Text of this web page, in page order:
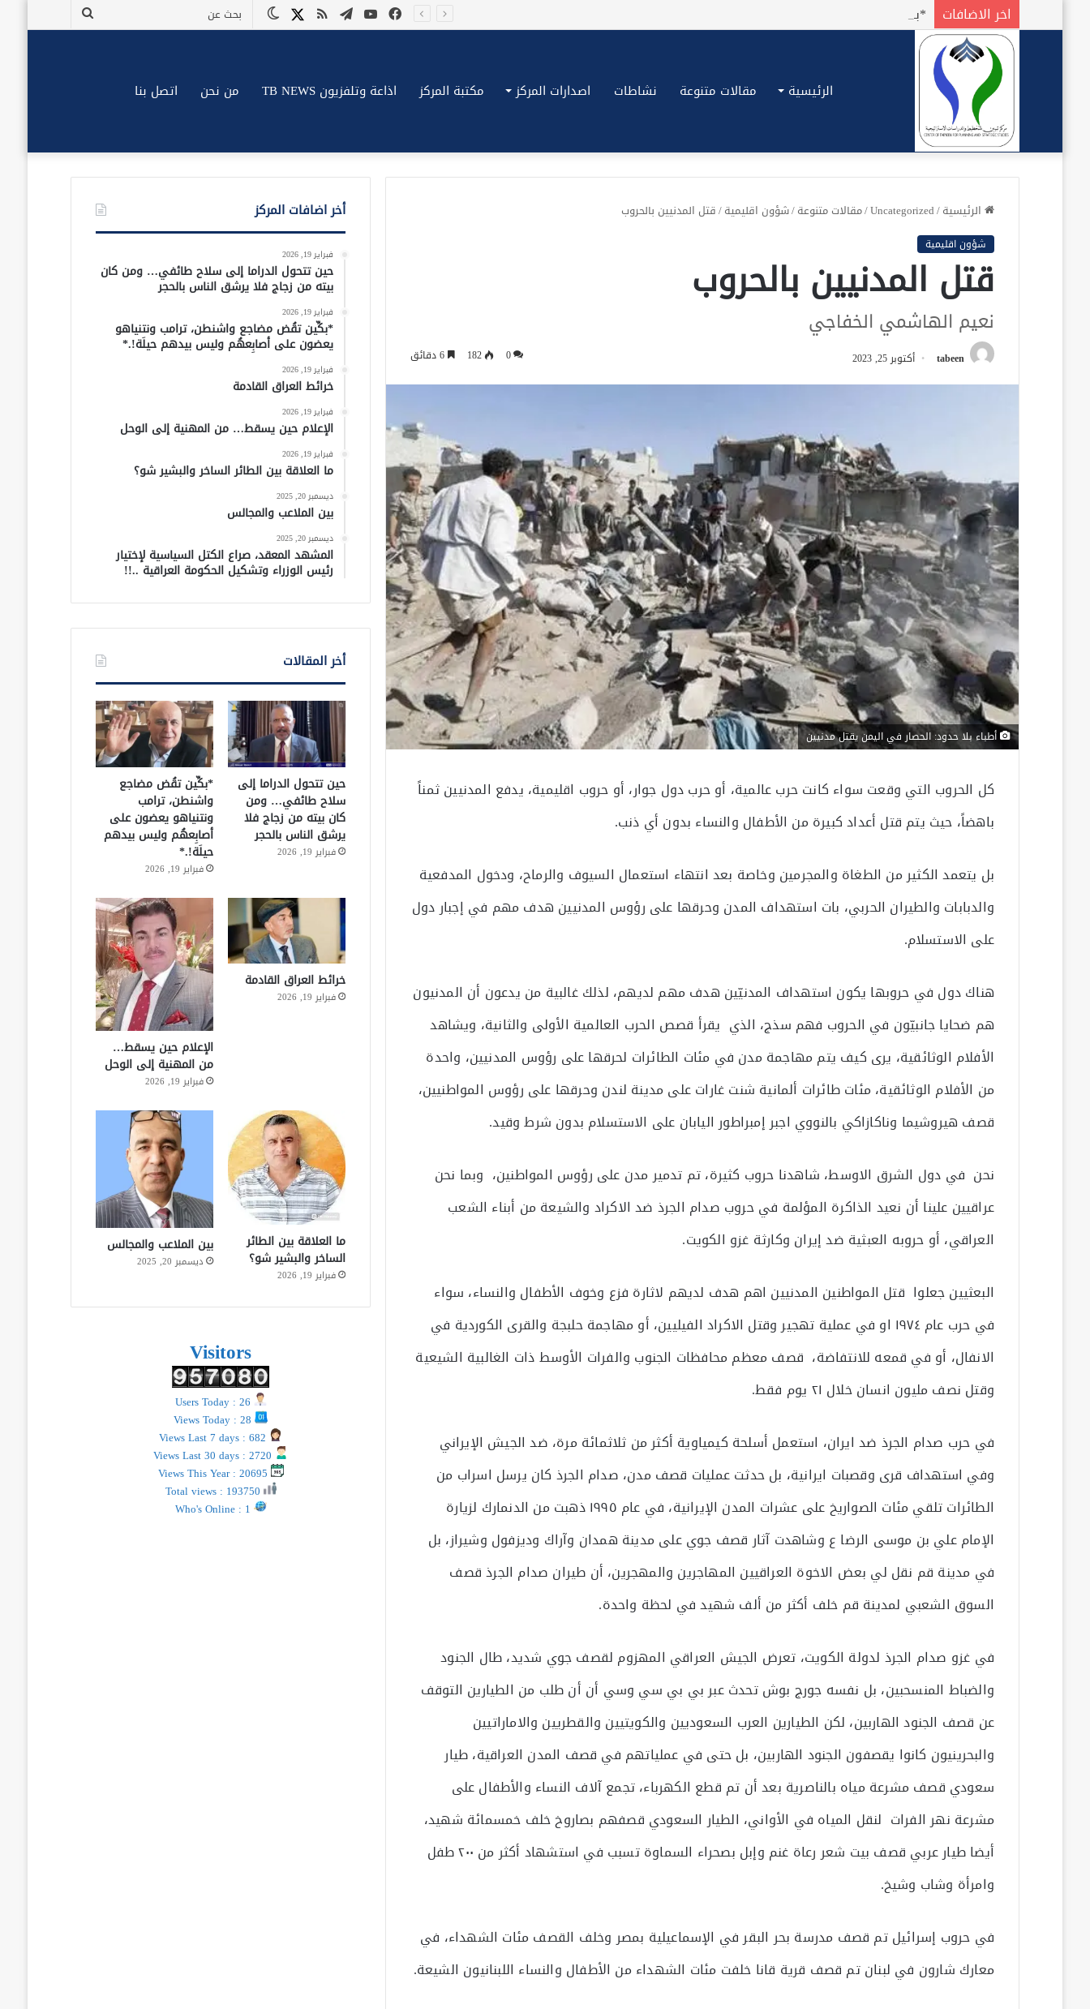
اخر الاضافات
بحث
الوضع X ملخص
تيلقراميوتيوب
فيسبوك
الرئيسية مقالات متنوعة نشاطات اصدارات المركز مكتبة المركز اذاعة وتلفزيون TB NEWS من نحن اتصل بنا
الرئيسية/
Uncategorized
/مقالات متنوعة/شؤون اقليمية/قتل المدنيين بالحروب
شؤون اقليمية
قتل المدنيين بالحروب
نعيم الهاشمي الخفاجي
tabeen أكتوبر 25, 2023 0
182 6 دقائق
أطباء بلا حدود: الحصار في اليمن يقتل مدنيين
كل الحروب التي وقعت سواء كانت حرب عالمية، أو حرب دول جوار، أو حروب اقليمية، يدفع المدنيين ثمناً
باهضاً، حيث يتم قتل أعداد كبيرة من الأطفال والنساء بدون أي ذنب.
بل يتعمد الكثير من الطغاة والمجرمين وخاصة بعد انتهاء استعمال السيوف والرماح، ودخول المدفعية
والدبابات والطيران الحربي، بات استهداف المدن وحرقها على رؤوس المدنيين هدف مهم في إجبار دول
على الاستسلام.
هناك دول في حروبها يكون استهداف المدنيّين هدف مهم لديهم، لذلك غالبية من يدعون أن المدنيون
هم ضحايا جانبيّون في الحروب فهم سذج، الذي يقرأ قصص الحرب العالمية الأولى والثانية، ويشاهد
الأفلام الوثائقية، يرى كيف يتم مهاجمة مدن في مئات الطائرات لحرقها على رؤوس المدنيين، واحدة
من الأفلام الوثائقية، مئات طائرات ألمانية شنت غارات على مدينة لندن وحرقها على رؤوس المواطنيين،
قصف هيروشيما وناكازاكي بالنووي اجبر إمبراطور اليابان على الاستسلام بدون شرط وقيد.
نحن في دول الشرق الاوسط، شاهدنا حروب كثيرة، تم تدمير مدن على رؤوس المواطنين، وبما نحن
عراقيين علينا أن نعيد الذاكرة المؤلمة في حروب صدام الجرذ ضد الاكراد والشيعة من أبناء الشعب
العراقي، أو حروبه العبثية ضد إيران وكارثة غزو الكويت.
البعثيين جعلوا قتل المواطنين المدنيين اهم هدف لديهم لاثارة فزع وخوف الأطفال والنساء، سواء
في حرب عام ١٩٧٤ او في عملية تهجير وقتل الاكراد الفيليين، أو مهاجمة حلبجة والقرى الكوردية في
الانفال، أو في قمعه للانتفاضة، قصف معظم محافظات الجنوب والفرات الأوسط ذات الغالبية الشيعية
وقتل نصف مليون انسان خلال ٢١ يوم فقط.
في حرب صدام الجرذ ضد ايران، استعمل أسلحة كيمياوية أكثر من ثلاثمائة مرة، ضد الجيش الإيراني
وفي استهداف قرى وقصبات ايرانية، بل حدثت عمليات قصف مدن، صدام الجرذ كان يرسل اسراب من
الطائرات تلقي مئات الصواريخ على عشرات المدن الإيرانية، في عام ١٩٩٥ ذهبت من الدنمارك لزيارة
الإمام علي بن موسى الرضا ع وشاهدت آثار قصف جوي على مدينة همدان وآراك وديزفول وشيراز، بل
في مدينة قم نقل لي بعض الاخوة العراقيين المهاجرين والمهجرين، أن طيران صدام الجرذ قصف
السوق الشعبي لمدينة قم خلف أكثر من ألف شهيد في لحظة واحدة.
في غزو صدام الجرذ لدولة الكويت، تعرض الجيش العراقي المهزوم لقصف جوي شديد، طال الجنود
والضباط المنسحبين، بل نفسه جورج بوش تحدث عبر بي بي سي وسي أن أن طلب من الطيارين التوقف
عن قصف الجنود الهاربين، لكن الطيارين العرب السعوديين والكويتيين والقطريين والاماراتيين
والبحرينيون كانوا يقصفون الجنود الهاربين، بل حتى في عملياتهم في قصف المدن العراقية، طيار
سعودي قصف مشرعة مياه بالناصرية بعد أن تم قطع الكهرباء، تجمع آلاف النساء والأطفال على
مشرعة نهر الفرات لنقل المياه في الأواني، الطيار السعودي قصفهم بصاروخ خلف خمسمائة شهيد،
أيضا طيار عربي قصف بيت شعر رعاة غنم وإبل بصحراء السماوة تسبب في استشهاد أكثر من ٢٠٠ طفل
وامرأة وشاب وشيخ.
في حروب إسرائيل تم قصف مدرسة بحر البقر في الإسماعيلية بمصر وخلف القصف مئات الشهداء، في
معارك شارون في لبنان تم قصف قرية قانا خلفت مئات الشهداء من الأطفال والنساء اللبنانيون الشيعة.
أخر اضافات المركز
فبراير 19, 2026
حين تتحول الدراما إلى سلاح طائفي… ومن كان
بيته من زجاج فلا يرشق الناس بالحجر
فبراير 19, 2026
*بكِّين تقُض مضاجع واشنطن، ترامب ونتنياهو
يعضون على أصابِعهُم وليس بيدهم حيلَة!.*
فبراير 19, 2026
خرائط العراق القادمة
فبراير 19, 2026
الإعلام حين يسقط… من المهنية إلى الوحل
فبراير 19, 2026
ما العلاقة بين الطائر الساخر والبشير شو؟
ديسمبر 20, 2025
بين الملاعب والمجالس
ديسمبر 20, 2025
المشهد المعقد، صراع الكتل السياسية لإختيار
رئيس الوزراء وتشكيل الحكومة العراقية ..!!
أخر المقالات
حين تتحول الدراما إلى
سلاح طائفي… ومن
كان بيته من زجاج فلا
يرشق الناس بالحجر
فبراير 19, 2026
*بكِّين تقُض مضاجع
واشنطن، ترامب
ونتنياهو يعضون على
أصابِعهُم وليس بيدهم
حيلَة!.*
فبراير 19, 2026
خرائط العراق القادمة
فبراير 19, 2026
الإعلام حين يسقط…
من المهنية إلى الوحل
فبراير 19, 2026
ما العلاقة بين الطائر
الساخر والبشير شو؟
فبراير 19, 2026
بين الملاعب والمجالس
ديسمبر 20, 2025
Visitors